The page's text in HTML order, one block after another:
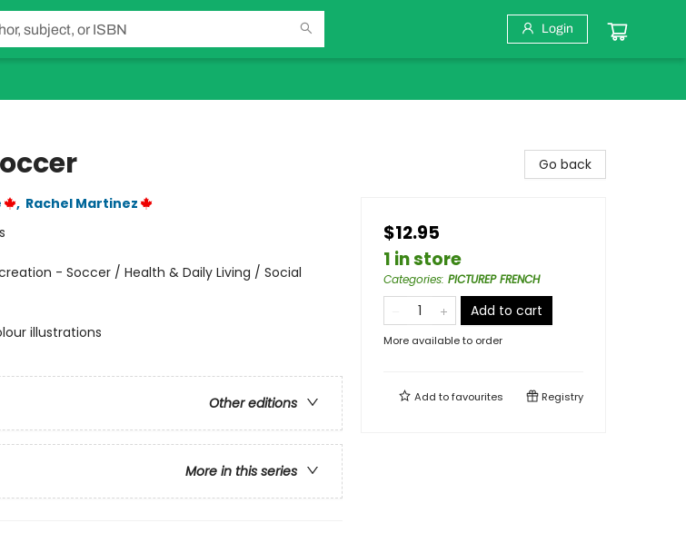
Login
, Rachel Martinez
- Soccer / Health & Daily Living / Social
illustrations
Other editions
More in this series
Go back
$12.95
1 in store
Categories: PICTUREP FRENCH
Add to cart
More available to order
Add tofavourites Registry